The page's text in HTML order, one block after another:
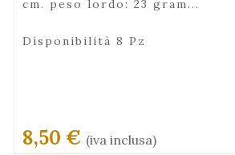
cm. peso lordo: 23 gram...
Disponibilità 8 Pz
8,50 € (iva inclusa)